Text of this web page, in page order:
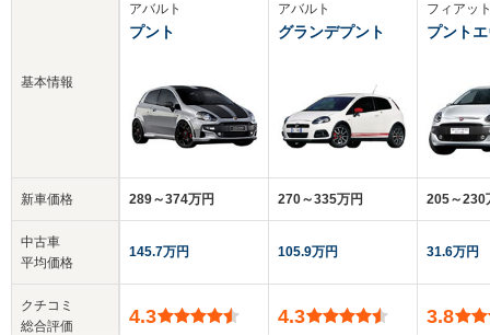
基本情報
新車価格
中古車
平均価格
クチコミ
総合評価
アバルト
プント
289～374万円
145.7万円
4.3
アバルト
グランデプント
270～335万円
105.9万円
4.3
フィアッ
プント
205～230
31.6万円
3.8